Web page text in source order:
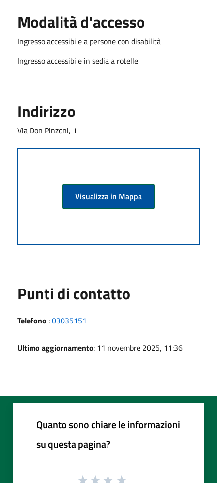
Modalità d'accesso
Ingresso accessibile a persone con disabilità
Ingresso accessibile in sedia a rotelle
Indirizzo
Via Don Pinzoni, 1
Visualizza in Mappa
Punti di contatto
Telefono :03035151
Ultimo aggiornamento: 11 novembre 2025, 11:36
Quanto sono chiare le informazioni
su questa pagina?